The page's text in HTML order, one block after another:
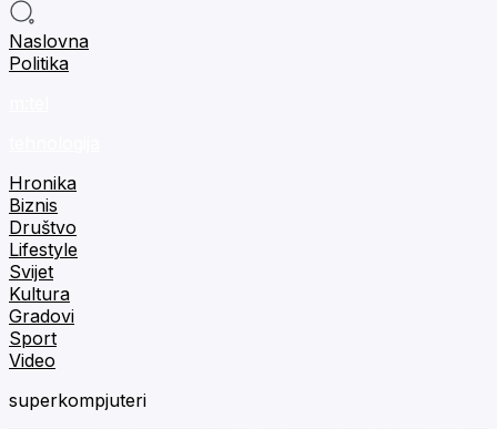
Naslovna
Politika
Hronika
Biznis
Društvo
Lifestyle
Svijet
Kultura
Gradovi
Sport
Video
superkompjuteri